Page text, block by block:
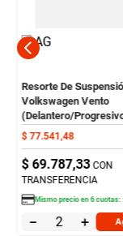
Resorte De
Volkswagen Vento
(Delantero/
$ 77.541 ,48
$ 69.787,33 CON
TRANSFERENCIA
Mismo precio en6cuotas:
＋
－